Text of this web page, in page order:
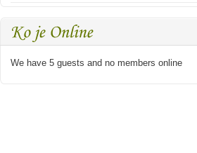
We have 5 guests and no members online